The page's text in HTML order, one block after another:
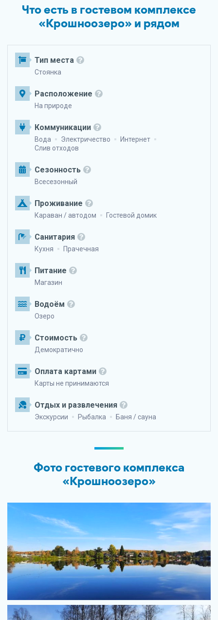
Что есть в гостевом комплексе
«Крошноозеро» и рядом
Тип места
Стоянка
Расположение
На природе
Коммуникации
Вода Электричество
Интернет
Слив отходов
Сезонность
Всесезонный
Проживание
Караван / автодом Гостевой домик
Санитария
Кухня Прачечная
Питание
Магазин
Водоём
Озеро
Стоимость
Демократично
Оплата картами
Карты не принимаются
Отдых и развлечения
Экскурсии Рыбалка Баня / сауна
Фото гостевого комплекса
«Крошноозеро»